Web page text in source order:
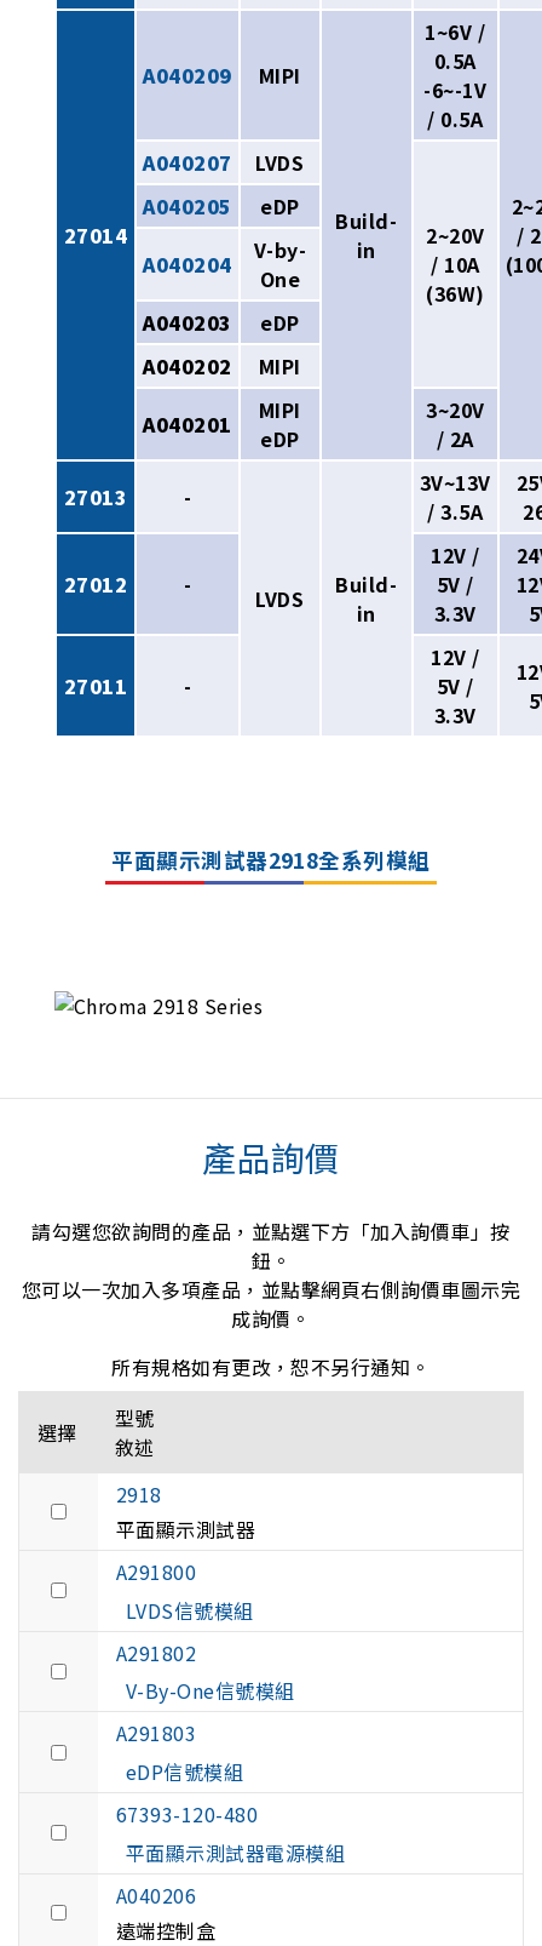
27014
A040209 MIPI
Build-
in
1~6V /
0.5A
-6~-1V
/ 0.5A
/
A040207 LVDS
2~20V
/ 10A
(36W)
A040205
eDP
A040204
V-by-
One
A040203
eDP
A040202
MIPI
A040201
MIPI
eDP
3~20V
/ 2A
27013
-
LVDS
Build-
in
3V~13V
/ 3.5A
27012 -
12V /
5V /
3.3V
27011 -
12V /
5V /
3.3V
平面顯示測試器2918全系列模組
產品詢價
請勾選您欲詢問的產品，並點選下方「加入詢價車」按
鈕。
您可以一次加入多項產品，並點擊網頁右側詢價車圖示完
成詢價。
所有規格如有更改，恕不另行通知。
選擇
型號
敘述
2918
平面顯示測試器
A291800
LVDS信號模組
A291802
V-By-One信號模組
A291803
eDP信號模組
67393-120-480
平面顯示測試器電源模組
A040206
遠端控制盒